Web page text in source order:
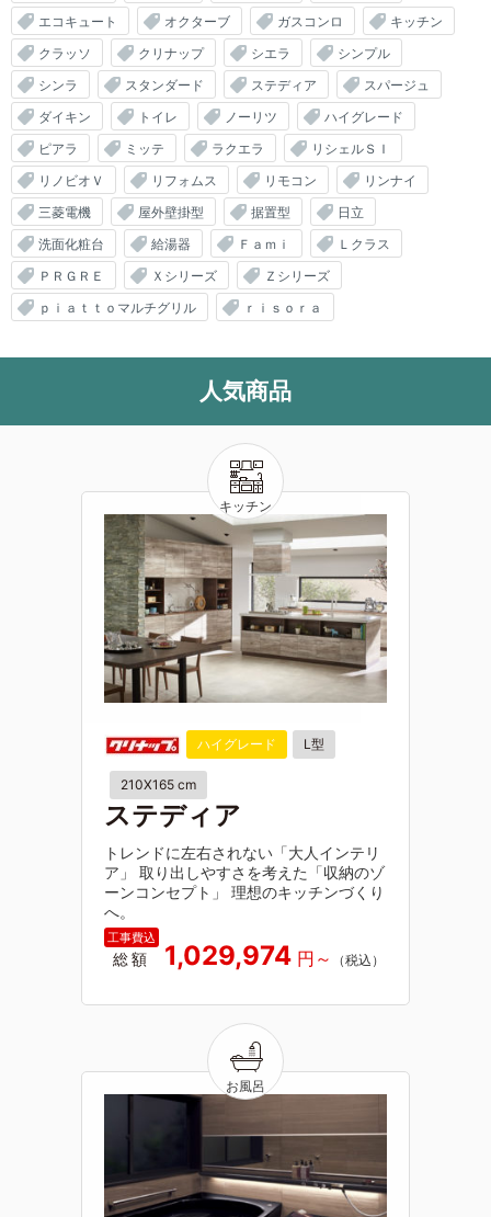
エコキュート
オクターブ ガスコンロ
キッチン
クラッソ
クリナップ シエラ
シンプル
シンラ
スタンダード ステディア
スパージュ
ダイキン
トイレ ノーリツ
ハイグレード
ピアラ
ミッテ ラクエラ
リシェルＳＩ
リノビオＶ
リフォムス リモコン
リンナイ
三菱電機
屋外壁掛型 据置型
日立
洗面化粧台
給湯器 Ｆａｍｉ
Ｌクラス
ＰＲＧＲＥ
Ｘシリーズ
Ｚシリーズ
ｐｉａｔｔｏマルチグリル
ｒｉｓｏｒａ
人気商品
ハイグレード L型
210X165 cm
ステディア
トレンドに左右されない「大人インテリ
ア」 取り出しやすさを考えた「収納のゾ
ーンコンセプト」 理想のキッチンづくり
へ。
総額 1,029,974